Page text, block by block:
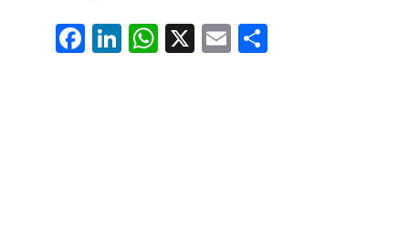
Fa
ce
Li
nk
W
ha
X E
m
Pa